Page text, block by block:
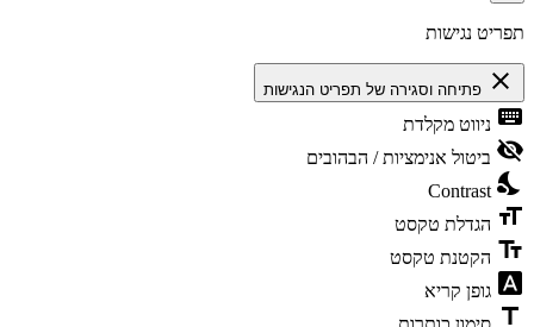
תפריט נגישות
close פתיחה וסגירה של תפריט הנגישות
keyboard ניווט מקלדת
visibility_off ביטול אנימציות / הבהובים
nights_stay
Contrast
format_size הגדלת טקסט
text_fields הקטנת טקסט
font_download גופן קריא
title